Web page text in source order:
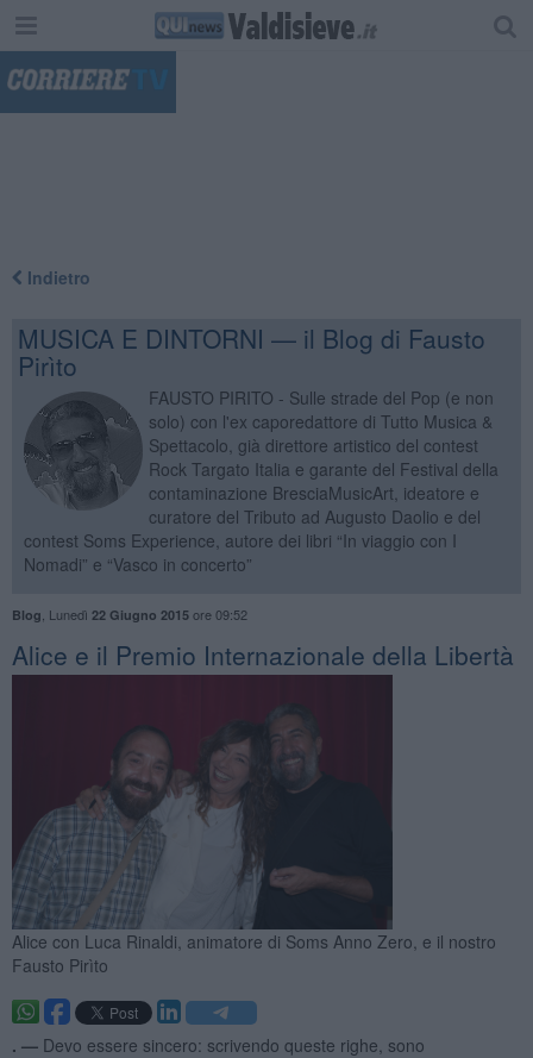
Indietro
MUSICA E DINTORNI — il Blog di Fausto
Pirìto
FAUSTO PIRITO - Sulle strade del Pop (e non
solo) con l'ex caporedattore di Tutto Musica &
Spettacolo, già direttore artistico del contest
Rock Targato Italia e garante del Festival della
contaminazione BresciaMusicArt, ideatore e
curatore del Tributo ad Augusto Daolio e del
contest Soms Experience, autore dei libri “In viaggio con I
Nomadi” e “Vasco in concerto”
Blog Lunedì 22 Giugno 2015ore 09:52
Alice e il Premio Internazionale della Libertà
Alice con Luca Rinaldi, animatore di Soms Anno Zero, e il nostro
Fausto Pirìto
. — Devo essere sincero: scrivendo queste righe, sono